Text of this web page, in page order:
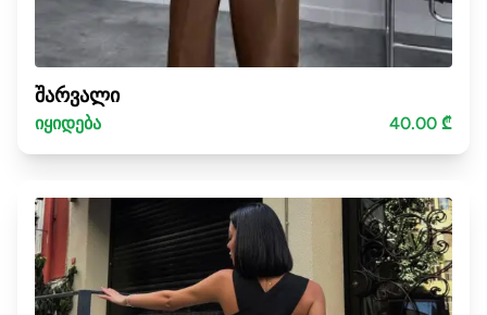
შარვალი
იყიდება 40.00 ₾